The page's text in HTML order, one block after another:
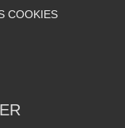
COOKIES